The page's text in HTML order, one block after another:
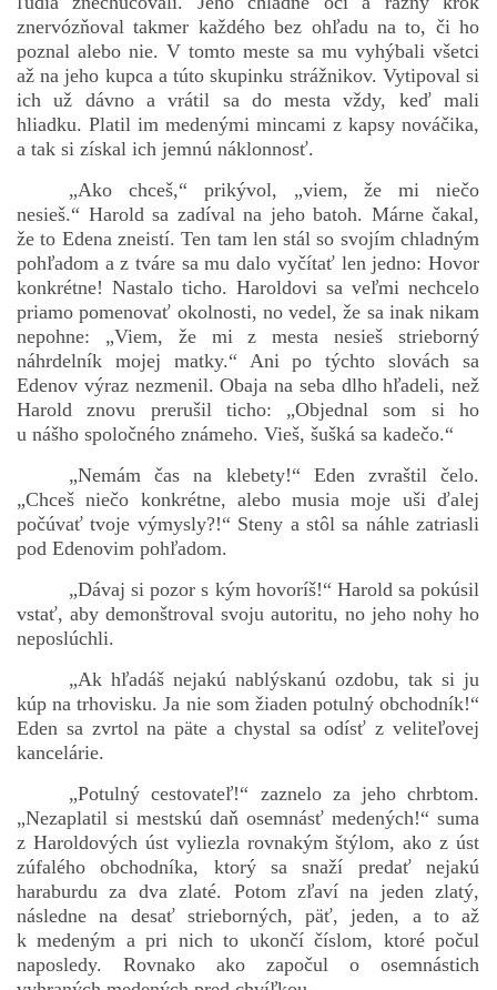
znervózňoval takmer každého bez ohľadu na to, či ho
poznal alebo nie. V tomto meste sa mu vyhýbali všetci
až na jeho kupca a túto skupinku strážnikov. Vytipoval si
ich už dávno a vrátil sa do mesta vždy, keď mali
hliadku. Platil im medenými mincami z kapsy nováčika,
a tak si získal ich jemnú náklonnosť.
„Ako chceš,“ prikývol, „viem, že mi niečo
nesieš.“ Harold sa zadíval na jeho batoh. Márne čakal,
že to Edena zneistí. Ten tam len stál so svojím chladným
pohľadom a z tváre sa mu dalo vyčítať len jedno: Hovor
konkrétne! Nastalo ticho. Haroldovi sa veľmi nechcelo
priamo pomenovať okolnosti, no vedel, že sa inak nikam
nepohne: „Viem, že mi z mesta nesieš strieborný
náhrdelník mojej matky.“ Ani po týchto slovách sa
Edenov výraz nezmenil. Obaja na seba dlho hľadeli, než
Harold znovu prerušil ticho: „Objednal som si ho
u nášho spoločného známeho. Vieš, šušká sa kadečo.“
„Nemám čas na klebety!“ Eden zvraštil čelo.
„Chceš niečo konkrétne, alebo musia moje uši ďalej
počúvať tvoje výmysly?!“ Steny a stôl sa náhle zatriasli
pod Edenovim pohľadom.
„Dávaj si pozor s kým hovoríš!“ Harold sa pokúsil
vstať, aby demonštroval svoju autoritu, no jeho nohy ho
neposlúchli.
„Ak hľadáš nejakú nablýskanú ozdobu, tak si ju
kúp na trhovisku. Ja nie som žiaden potulný obchodník!“
Eden sa zvrtol na päte a chystal sa odísť z veliteľovej
kancelárie.
„Potulný cestovateľ!“ zaznelo za jeho chrbtom.
„Nezaplatil si mestskú daň osemnásť medených!“ suma
z Haroldových úst vyliezla rovnakým štýlom, ako z úst
zúfalého obchodníka, ktorý sa snaží predať nejakú
haraburdu za dva zlaté. Potom zľaví na jeden zlatý,
následne na desať strieborných, päť, jeden, a to až
k medeným a pri nich to ukončí číslom, ktoré počul
naposledy. Rovnako ako započul o osemnástich